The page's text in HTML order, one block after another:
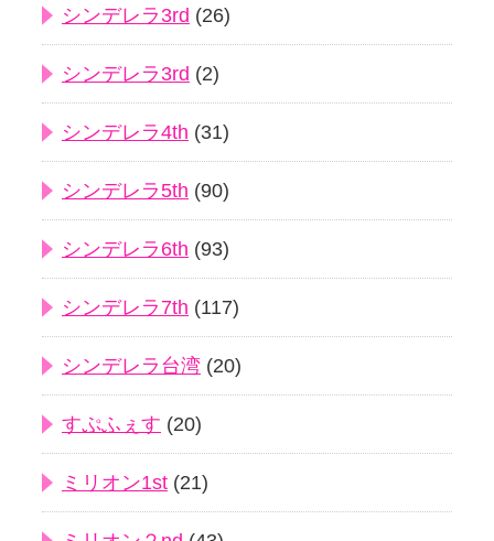
シンデレラ3rd (26)
シンデレラ3rd (2)
シンデレラ4th (31)
シンデレラ5th (90)
シンデレラ6th (93)
シンデレラ7th (117)
シンデレラ台湾 (20)
すぷふぇす (20)
ミリオン1st (21)